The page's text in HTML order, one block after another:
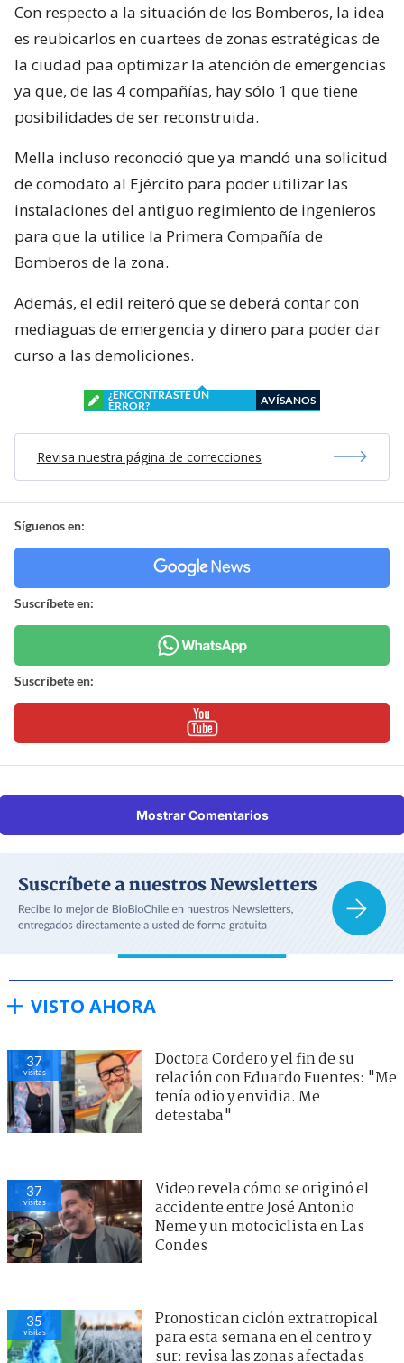
Con respecto a la situación de los Bomberos, la idea
es reubicarlos en cuartees de zonas estratégicas de
la ciudad paa optimizar la atención de emergencias
ya que, de las 4 compañías, hay sólo 1 que tiene
posibilidades de ser reconstruida.
Mella incluso reconoció que ya mandó una solicitud
de comodato al Ejército para poder utilizar las
instalaciones del antiguo regimiento de ingenieros
para que la utilice la Primera Compañía de
Bomberos de la zona.
Además, el edil reiteró que se deberá contar con
mediaguas de emergencia y dinero para poder dar
curso a las demoliciones.
¿ENCONTRASTE UN
ERROR?
AVÍSANOS
Revisa nuestra página de correcciones
Síguenos en:
Suscríbete en:
Suscríbete en:
Mostrar Comentarios
VISTO AHORA
39
visitas
Doctora Cordero y el fin de su
relación con Eduardo Fuentes: "Me
tenía odio y envidia. Me
detestaba"
36
visitas
Video revela cómo se originó el
accidente entre José Antonio
Neme y un motociclista en Las
Condes
34
visitas
Pronostican ciclón extratropical
para esta semana en el centro y
sur: revisa las zonas afectadas